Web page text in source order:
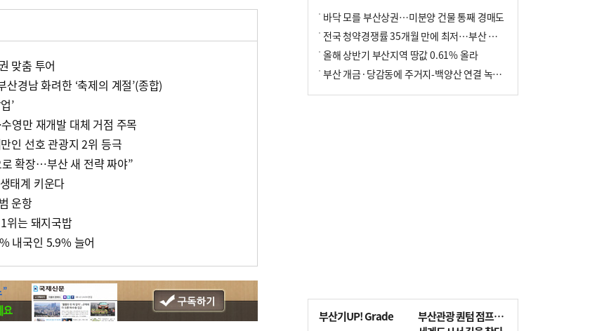
맞춤 투어
경남 화려한 ‘축제의 계절’(종합)
’
영만 재개발 대체 거점 주목
인 선호 관광지 2위 등극
확장…부산 새 전략 짜야”
태계 키운다
운항
위는 돼지국밥
내국인 5.9% 늘어
바닥 모를 부산상권…미분양 건물 통째 경매도
전국 청약경쟁률 35개월 만에 최저…부산 미분양 ‘적체’ 심화
올해 상반기 부산지역 땅값 0.61% 올라
부산 개금·당감동에 주거지-백양산 연결 녹지 조성
부산기UP! Grade
부산관광 퀀텀 점프…